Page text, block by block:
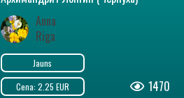
Anna
Riga
Jauns
Cena: 2.25 EUR
1470